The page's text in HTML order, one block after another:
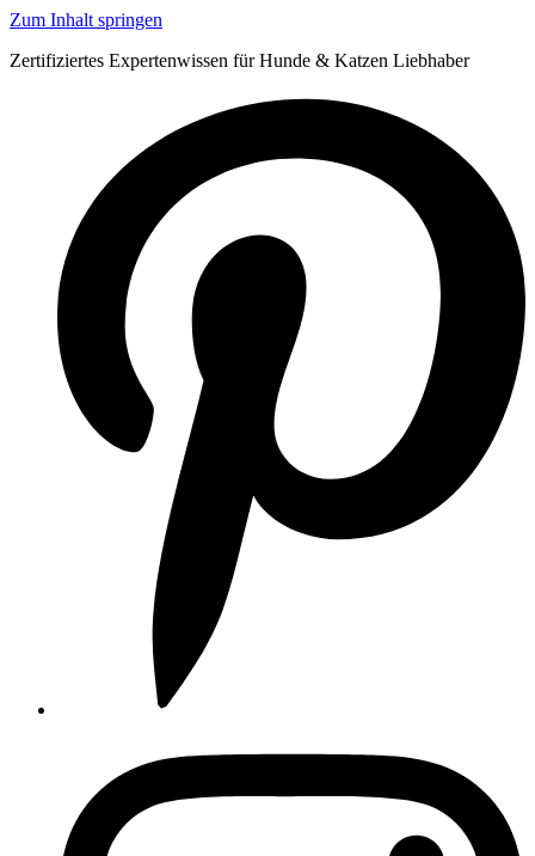
Zum Inhalt springen
Zertifiziertes Expertenwissen für Hunde & Katzen Liebhaber